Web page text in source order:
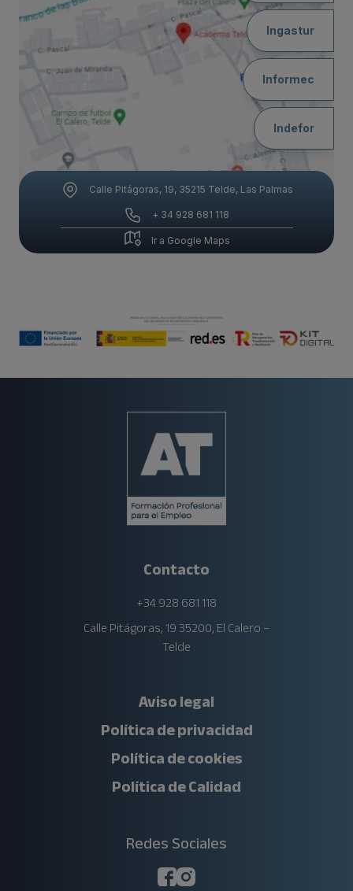
Calle Pitágoras, 19, 35215 Telde, Las Palmas
+ 34 928 681 118
Ir a Google Maps
Ingastur
Informec
Indefor
Contacto
+34 928 681 118
Calle Pitágoras, 19 35200, El Calero –
Telde
Aviso legal
Política de privacidad
Política de cookies
Política de Calidad
Redes Sociales